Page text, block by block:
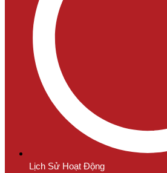
Lịch Sử Hoạt Động